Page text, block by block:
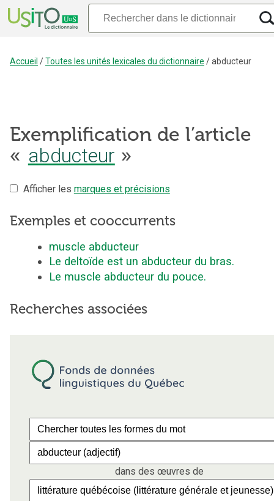
Accueil /Toutes les unités lexicales du dictionnaire /abducteur
Exemplification de l’article
« abducteur »
Afficher les marques et précisions
Exemples et cooccurrents
muscle abducteur
Le deltoïde est un abducteur du bras.
Le muscle abducteur du pouce.
Recherches associées
dans des œuvres de